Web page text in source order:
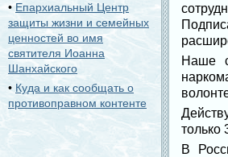
Наше
только
В
•Епархиальный Центр
защиты жизни и семейных
ценностей во имя
святителя Иоанна
Шанхайского
• Куда и как сообщать о
противоправном контенте